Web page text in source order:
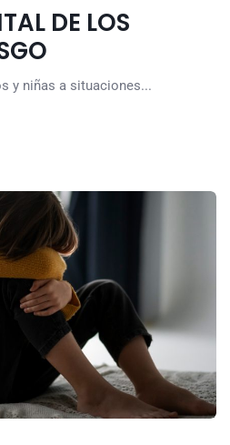
DE LOS
y niñas a situaciones...